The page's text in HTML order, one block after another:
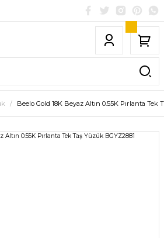
Beelo Gold 18K Beyaz Altın 0.55K Pırlanta Tek